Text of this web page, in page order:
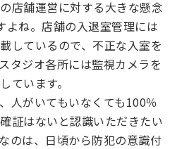
店舗運営に対する大きな懸念
よね。店舗の入退室管理には
しているので、不正な入室を
タジオ各所には監視カメラを
ています。
人がいてもいなくても100％
証はないと認識いただきたい
のは、日頃から防犯の意識付